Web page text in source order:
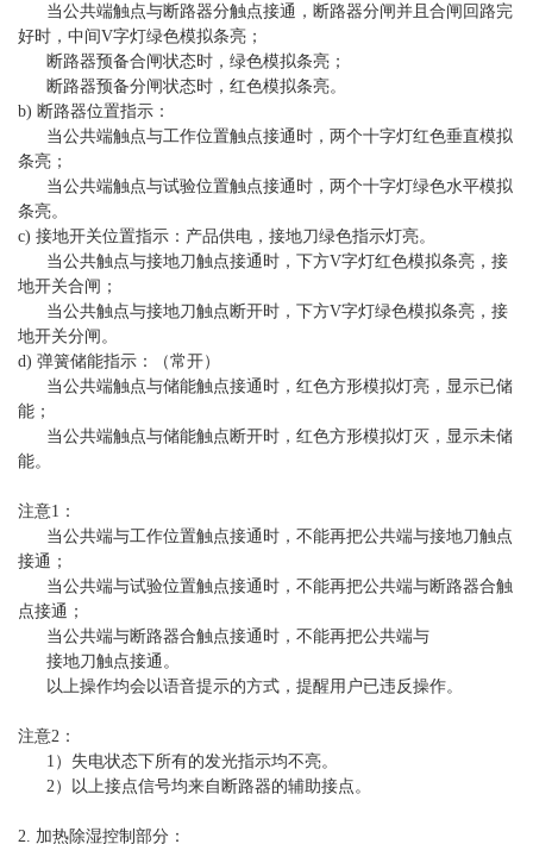
当公共端触点与断路器分触点接通，断路器分闸并且合闸回路完
好时，中间V字灯绿色模拟条亮；
断路器预备合闸状态时，绿色模拟条亮；
断路器预备分闸状态时，红色模拟条亮。
b) 断路器位置指示：
当公共端触点与工作位置触点接通时，两个十字灯红色垂直模拟
条亮；
当公共端触点与试验位置触点接通时，两个十字灯绿色水平模拟
条亮。
c) 接地开关位置指示：产品供电，接地刀绿色指示灯亮。
当公共触点与接地刀触点接通时，下方V字灯红色模拟条亮，接
地开关合闸；
当公共触点与接地刀触点断开时，下方V字灯绿色模拟条亮，接
地开关分闸。
d) 弹簧储能指示：（常开）
当公共端触点与储能触点接通时，红色方形模拟灯亮，显示已储
能；
当公共端触点与储能触点断开时，红色方形模拟灯灭，显示未储
能。
注意1：
当公共端与工作位置触点接通时，不能再把公共端与接地刀触点
接通；
当公共端与试验位置触点接通时，不能再把公共端与断路器合触
点接通；
当公共端与断路器合触点接通时，不能再把公共端与
接地刀触点接通。
以上操作均会以语音提示的方式，提醒用户已违反操作。
注意2：
1）失电状态下所有的发光指示均不亮。
2）以上接点信号均来自断路器的辅助接点。
2. 加热除湿控制部分：